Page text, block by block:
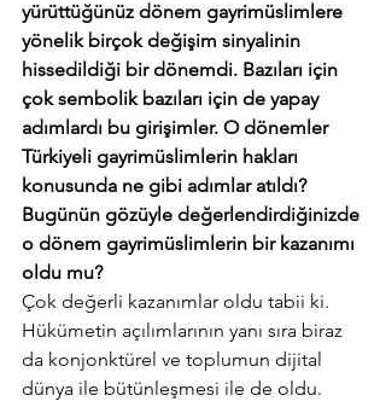
yürüttüğünüz dönem gayrimüslimlere
yönelik birçok değişim sinyalinin
hissedildiği bir dönemdi. Bazıları için
çok sembolik bazıları için de yapay
adımlardı bu girişimler. O dönemler
Türkiyeli gayrimüslimlerin hakları
konusunda ne gibi adımlar atıldı?
Bugünün gözüyle değerlendirdiğinizde
o dönem gayrimüslimlerin bir kazanımı
oldu mu?
Çok değerli kazanımlar oldu tabii ki.
Hükümetin açılımlarının yanı sıra biraz
da konjonktürel ve toplumun dijital
dünya ile bütünleşmesi ile de oldu.